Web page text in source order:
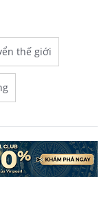
thế giới